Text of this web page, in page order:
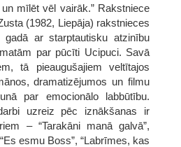
mīlēt vēl vairāk.” Rakstniece
(1982, Liepāja) rakstnieces
ar starptautisku atzinību
par pūcīti Ucipuci. Savā
tā pieaugušajiem veltītajos
dramatizējumos un filmu
par emocionālo labbūtību.
uzreiz pēc iznākšanas ir
– “Tarakāni manā galvā”,
esmu Boss”, “Labrīmes, kas